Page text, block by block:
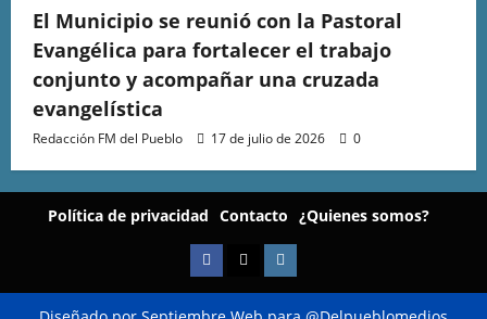
El Municipio se reunió con la Pastoral
Evangélica para fortalecer el trabajo
conjunto y acompañar una cruzada
evangelística
Redacción FM del Pueblo 17 de julio de 2026 0
Política de privacidad Contacto ¿Quienes somos?